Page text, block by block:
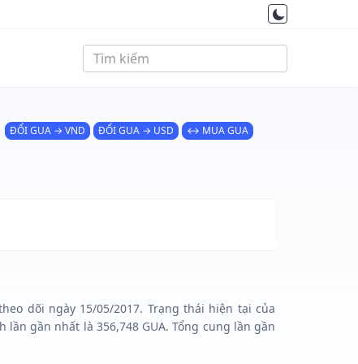
ĐỔI GUA → VND ĐỔI GUA → USD ↔ MUA GUA
dõi ngày 15/05/2017. Trạng thái hiện tại của
gần nhất là 356,748 GUA. Tổng cung lần gần